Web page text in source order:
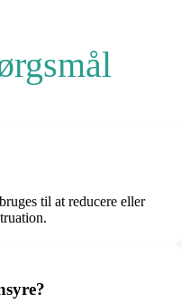
til at reducere eller